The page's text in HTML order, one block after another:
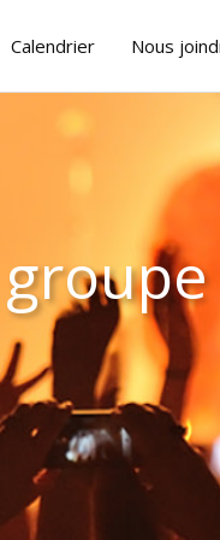
Calendrier Nous
groupe